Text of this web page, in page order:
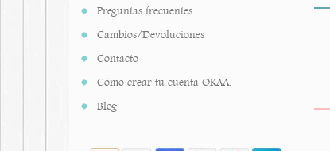
Preguntas frecuentes
Cambios/Devoluciones
Contacto
Cómo crear tu cuenta OKAA.
Blog